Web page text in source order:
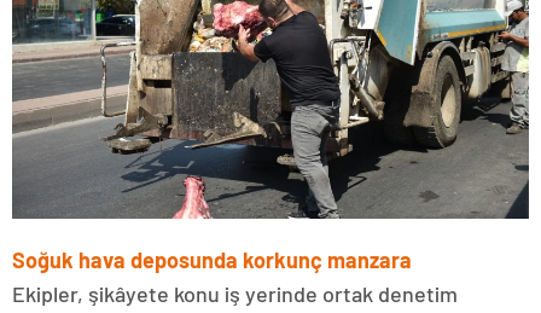
Soğuk hava deposunda korkunç manzara
Ekipler, şikâyete konu iş yerinde ortak denetim